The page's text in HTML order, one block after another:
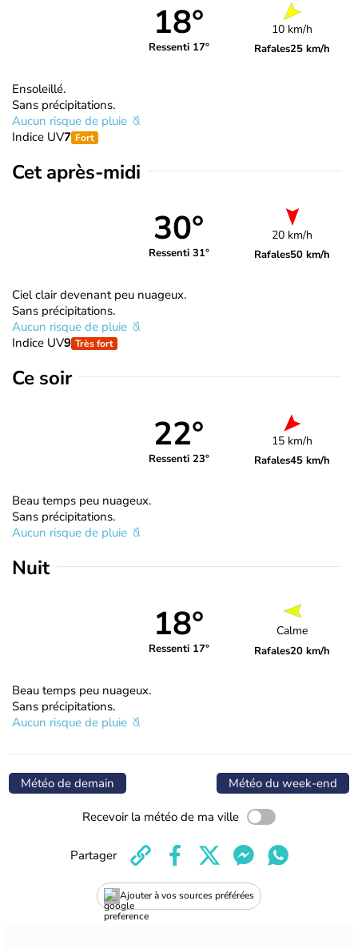
18°
Ressenti 17°
10 km/h
Rafales25 km/h
Ensoleillé.
Sans précipitations.
Aucun risque de pluie
Indice UV7 Fort
Cet après-midi
30°
Ressenti 31°
20 km/h
Rafales50 km/h
Ciel clair devenant peu nuageux.
Sans précipitations.
Aucun risque de pluie
Indice UV9 Très fort
Ce soir
22°
Ressenti 23°
15 km/h
Rafales45 km/h
Beau temps peu nuageux.
Sans précipitations.
Aucun risque de pluie
Nuit
18°
Ressenti 17°
Calme
Rafales20 km/h
Beau temps peu nuageux.
Sans précipitations.
Aucun risque de pluie
Météo de demain Météo du week-end
Recevoir la météo de ma ville
Ajouter à vos sources préférées
Partager